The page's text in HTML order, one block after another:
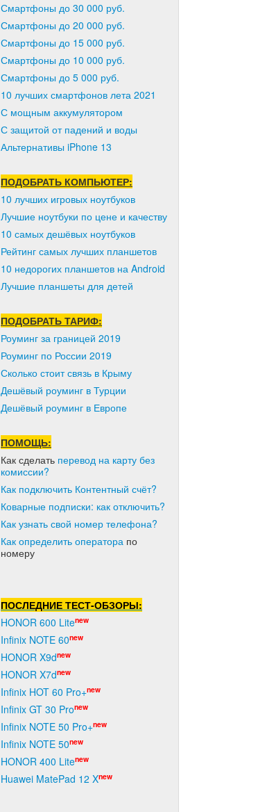
Смартфоны до 30 000 руб.
Смартфоны до 20 000 руб.
Смартфоны до 15 000 руб.
Смартфоны до 10 000 руб.
Смартфоны до 5 000 руб.
10 лучших смартфонов лета 2021
С мощным аккумулятором
С защитой от падений и воды
Альтернативы iPhone 13
ПОДОБРАТЬ КОМПЬЮТЕР:
10 лучших игровых ноутбуков
Лучшие ноутбуки по цене и качеству
10 самых дешёвых ноутбуков
Рейтинг самых лучших планшетов
10 недорогих планшетов на Android
Лучшие планшеты для детей
ПОДОБРАТЬ ТАРИФ:
Роуминг за границей 2019
Роуминг по России 2019
Сколько стоит связь в Крыму
Дешёвый роуминг в Турции
Дешёвый роуминг в Европе
ПОМОЩЬ:
Как сделать перевод на карту без
комиссии?
Как подключить Контентный счёт?
Коварные подписки: как отключить?
Как узнать свой номер телефона?
Как определить оператора по
номеру
ПОСЛЕДНИЕ ТЕСТ-ОБЗОРЫ:
HONOR 600 Litenew
Infinix NOTE 60new
HONOR X9dnew
HONOR X7dnew
Infinix HOT 60 Pro+new
Infinix GT 30 Pronew
Infinix NOTE 50 Pro+new
Infinix NOTE 50new
HONOR 400 Litenew
Huawei MatePad 12 Xnew